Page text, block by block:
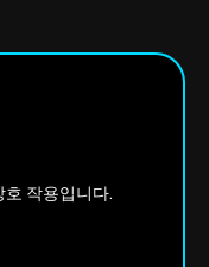
작용입니다.